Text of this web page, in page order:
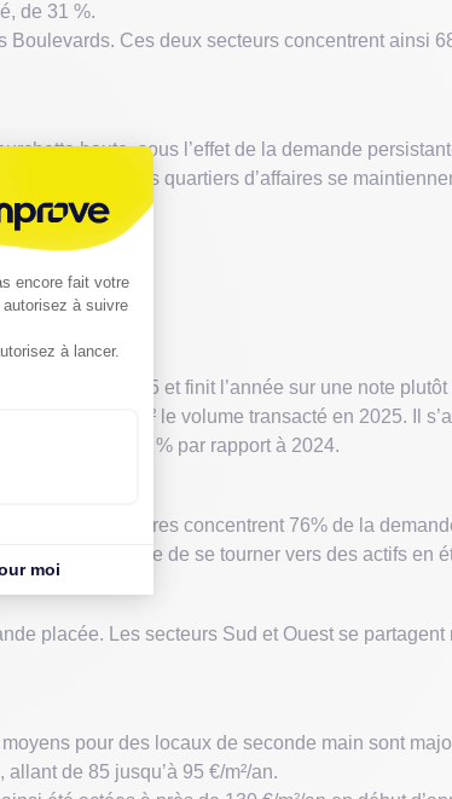
de 31 %.
Ces deux secteurs concentrent ainsi
haute, sous l’effet de la demande
et dans les quartiers d’affaires se
le pas en 2025 et finit l’année sur une note plutôt
à 141 257 m² le volume transacté en 2025. Il
un repli de 30 % par rapport à 2024.
: ces dernières concentrent 76% de la
choix que de se tourner vers des actifs en
placée. Les secteurs Sud et Ouest se partagent
pour des locaux de seconde main sont
de 85 jusqu’à 95 €/m²/an.